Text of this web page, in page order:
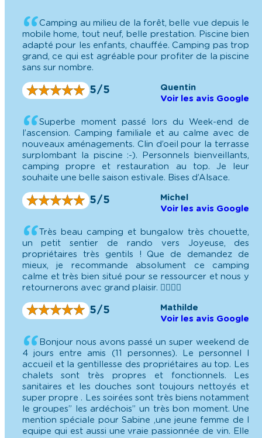
Camping au milieu de la forêt, belle vue depuis le
mobile home, tout neuf, belle prestation. Piscine bien
adapté pour les enfants, chauffée. Camping pas trop
grand, ce qui est agréable pour profiter de la piscine
sans sur nombre.
★★★★★
★★★★★ 5/5
Quentin
Voir les avis Google
Superbe moment passé lors du Week-end de
l’ascension. Camping familiale et au calme avec de
nouveaux aménagements. Clin d’oeil pour la terrasse
surplombant la piscine :-). Personnels bienveillants,
camping propre et restauration au top. Je leur
souhaite une belle saison estivale. Bises d’Alsace.
★★★★★
★★★★★ 5/5
Michel
Voir les avis Google
Très beau camping et bungalow très chouette,
un petit sentier de rando vers Joyeuse, des
propriétaires très gentils ! Que de demandez de
mieux, je recommande absolument ce camping
calme et très bien situé pour se ressourcer et nous y
retournerons avec grand plaisir. 👯‍♀️👯‍♀️
★★★★★
★★★★★ 5/5
Mathilde
Voir les avis Google
Bonjour nous avons passé un super weekend de
4 jours entre amis (11 personnes). Le personnel l
accueil et la gentillesse des propriétaires au top. Les
chalets sont très propres et fonctionnels. Les
sanitaires et les douches sont toujours nettoyés et
super propre . Les soirées sont très biens notamment
le groupes” les ardéchois” un très bon moment. Une
mention spéciale pour Sabine ,une jeune femme de l
equipe qui est aussi une vraie passionnée de vin. Elle